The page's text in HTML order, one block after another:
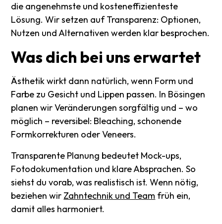
die angenehmste und kosteneffizienteste
Lösung. Wir setzen auf Transparenz: Optionen,
Nutzen und Alternativen werden klar besprochen.
Was dich bei uns erwartet
Ästhetik wirkt dann natürlich, wenn Form und
Farbe zu Gesicht und Lippen passen. In Bösingen
planen wir Veränderungen sorgfältig und – wo
möglich – reversibel: Bleaching, schonende
Formkorrekturen oder Veneers.
Transparente Planung bedeutet Mock-ups,
Fotodokumentation und klare Absprachen. So
siehst du vorab, was realistisch ist. Wenn nötig,
beziehen wir Zahntechnik und Team früh ein,
damit alles harmoniert.